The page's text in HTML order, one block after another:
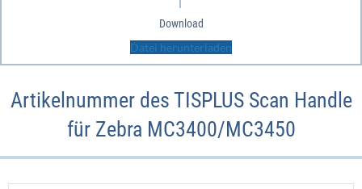
Download
Datei herunterladen
Artikelnummer des TISPLUS Scan Handle
für Zebra MC3400/MC3450